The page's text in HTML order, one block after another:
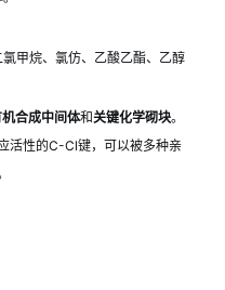
甲烷、氯仿、乙酸乙酯、乙醇
合成中间体和关键化学砌块。
活性的C-Cl键，可以被多种亲